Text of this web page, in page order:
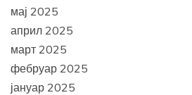
мај 2025
април 2025
март 2025
фебруар 2025
јануар 2025